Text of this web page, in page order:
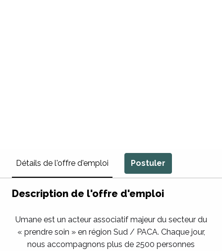
Détails de l'offre d'emploi Postuler
Description de l'offre d'emploi
Umane est un acteur associatif majeur du secteur du
« prendre soin » en région Sud / PACA. Chaque jour,
nous accompagnons plus de 2500 personnes